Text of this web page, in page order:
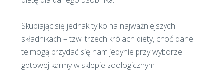
Skupiając się jednak tylko na najważniejszych
składnikach – tzw. trzech królach diety, choć dane
te mogą przydać się nam jedynie przy wyborze
gotowej karmy w sklepie zoologicznym